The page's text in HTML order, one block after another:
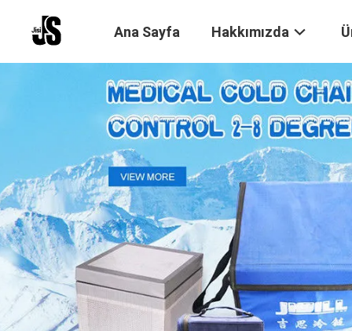
Ana Sayfa Hakkımızda